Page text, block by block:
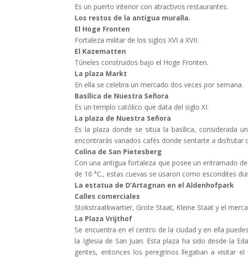
Es un puerto interior con atractivos restaurantes.
Los restos de la antigua muralla.
El Hoge Fronten
Fortaleza militar de los siglos XVI a XVII.
El Kazematten
Túneles construidos bajo el Hoge Fronten.
La plaza Markt
En ella se celebra un mercado dos veces por semana.
Basílica de Nuestra Señora
Es un templo católico que data del siglo XI.
La plaza de Nuestra Señora
Es la plaza donde se situa la basílica, considerada
encontrarás variados cafés donde sentarte a disfrutar
Colina de San Pietesberg
Con una antigua fortaleza que posee un entramado
de 10 °C., estas cuevas se usaron como escondites
La estatua de D’Artagnan en el Aldenhofpark
Calles comerciales
Stokstraatkwartier, Grote Staat, Kleine Staat y el
La Plaza Vrijthof
Se encuentra en el centro de la ciudad y en ella
la Iglesia de San Juan. Esta plaza ha sido desde la
gentes, entonces los peregrinos llegaban a visitar